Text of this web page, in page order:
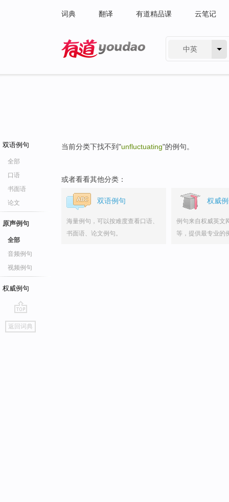
词典 翻译 有道精品课 云笔记
中英
双语例句
全部
口语
书面语
论文
原声例句
全部
音频例句
视频例句
权威例句
go
top
返回词典
当前分类下找不到"unfluctuating"的例句。
或者看看其他分类：
双语例句
海量例句，可以按难度查看口语、
书面语、论文例句。
权威
例句来自权威英文
等，提供最专业的